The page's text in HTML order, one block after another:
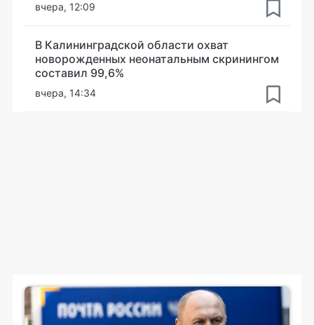
вчера, 12:09
В Калининградской области охват
новорожденных неонатальным скринингом
составил 99,6%
вчера, 14:34